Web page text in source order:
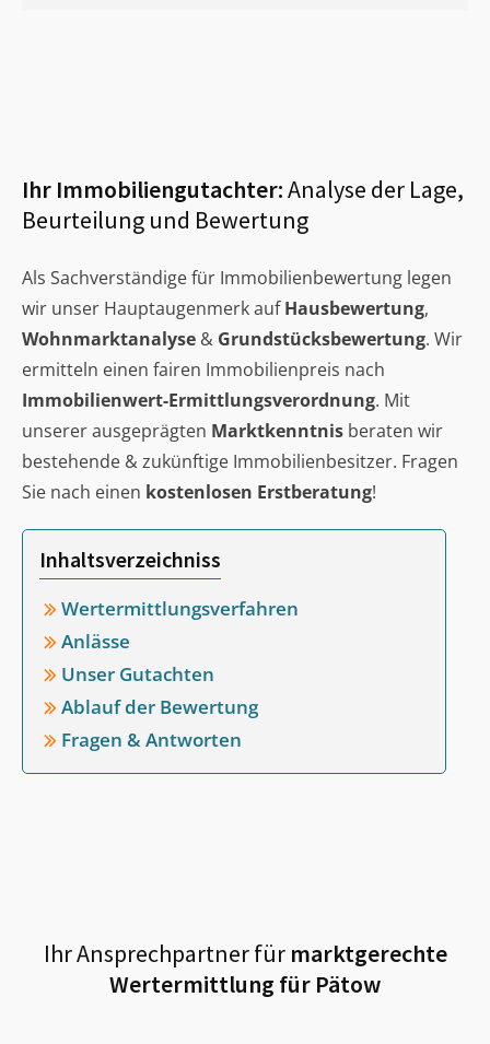
Ihr Immobiliengutachter:Analyse der Lage,
Beurteilung und Bewertung
Als Sachverständige für Immobilienbewertung legen
wir unser Hauptaugenmerk aufHausbewertung,
Wohnmarktanalyse & Grundstücksbewertung. Wir
ermitteln einen fairen Immobilienpreis nach
Immobilienwert-Ermittlungsverordnung. Mit
unserer ausgeprägten Marktkenntnis beraten wir
bestehende & zukünftige Immobilienbesitzer. Fragen
Sie nach einen kostenlosen Erstberatung!
Inhaltsverzeichniss
Wertermittlungsverfahren
Anlässe
Unser Gutachten
Ablauf der Bewertung
Fragen & Antworten
Ihr Ansprechpartner fürmarktgerechte
Wertermittlung für Pätow